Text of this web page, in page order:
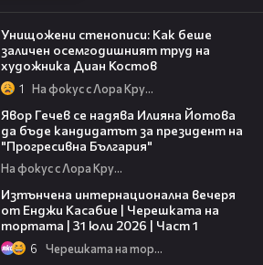
Унищожени стенописи: Как беше
заличен осемгодишният труд на
художника Диан Костов
1 На фокус с Лора Крумова
Явор Гечев се надява Илияна Йотова
да бъде кандидатът за президент на
"Прогресивна България"
На фокус с Лора Крумова
Изтънчена интернационална вечеря
от Енджи Касабие | Черешката на
тортата | 31 юли 2026 | Част 1
6 Черешката на тортата